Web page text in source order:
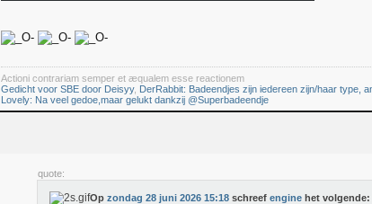
Actioni contrariam semper et æqualem esse reactionem
Gedicht voor SBE door Deisyy, DerRabbit: Badeendjes zijn iedereen zijn/haar type,
Lovely: Na veel gedoe,maar gelukt dankzij @Superbadeendje
quote:
Op zondag 28 juni 2026 15:18 schreef engine het volgende: